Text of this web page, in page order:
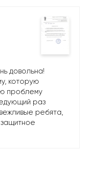
довольна!
которую
проблему
раз
ребята,